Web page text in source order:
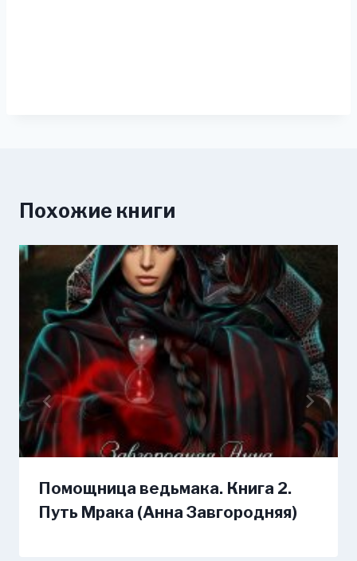
Похожие книги
Помощница ведьмака. Книга 2.
Путь Мрака (Анна Завгородняя)